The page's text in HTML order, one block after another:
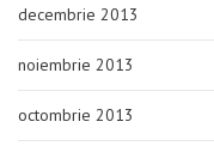
decembrie 2013
noiembrie 2013
octombrie 2013